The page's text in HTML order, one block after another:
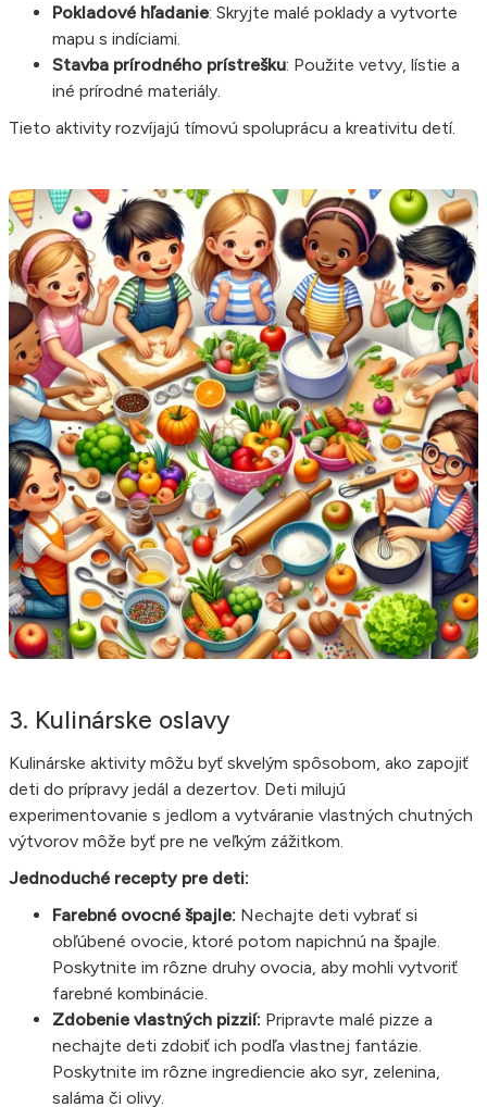
Pokladové hľadanie: Skryjte malé poklady a vytvorte
mapu s indíciami.
Stavba prírodného prístrešku: Použite vetvy, lístie a
iné prírodné materiály.
Tieto aktivity rozvíjajú tímovú spoluprácu a kreativitu detí.
3. Kulinárske oslavy
Kulinárske aktivity môžu byť skvelým spôsobom, ako zapojiť
deti do prípravy jedál a dezertov. Deti milujú
experimentovanie s jedlom a vytváranie vlastných chutných
výtvorov môže byť pre ne veľkým zážitkom.
Jednoduché recepty pre deti:
Farebné ovocné špajle: Nechajte deti vybrať si
obľúbené ovocie, ktoré potom napichnú na špajle.
Poskytnite im rôzne druhy ovocia, aby mohli vytvoriť
farebné kombinácie.
Zdobenie vlastných pizzií: Pripravte malé pizze a
nechajte deti zdobiť ich podľa vlastnej fantázie.
Poskytnite im rôzne ingrediencie ako syr, zelenina,
saláma či olivy.